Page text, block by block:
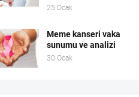
25 Ocak
Meme kanseri vaka
sunumu ve analizi
30 Ocak